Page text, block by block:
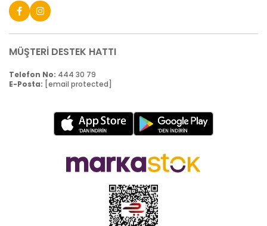
MÜŞTERİ DESTEK HATTI
Telefon No: 444 30 79
E-Posta: [email protected]